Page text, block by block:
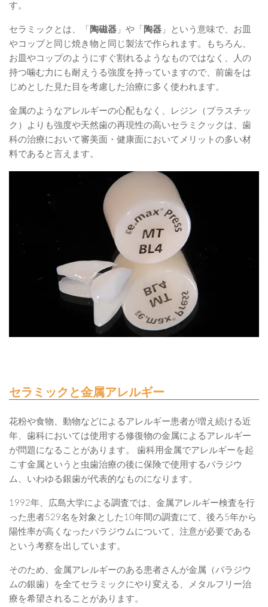
す。
セラミックとは、「 陶磁器 」や「 陶器 」という意味で、お皿
やコップと同じ焼き物と同じ製法で作られます。もちろん、
お皿やコップのようにすぐ割れるようなものではなく、人の
持つ噛む力にも耐えうる強度を持っていますので、前歯をは
じめとした見た目を考慮した治療に多く使われます。
金属のようなアレルギーの心配もなく、レジン（プラスチッ
ク）よりも強度や天然歯の再現性の高いセラミクックは、歯
科の治療において審美面・健康面においてメリットの多い材
料であると言えます。
セラミックと金属アレルギー
花粉や食物、動物などによるアレルギー患者が増え続ける近
年、歯科においては使用する修復物の金属によるアレルギー
が問題になることがあります。 歯科用金属でアレルギーを起
こす金属というと虫歯治療の後に保険で使用するパラジウ
ム、いわゆる銀歯が代表的なものになります。
1992年、広島大学による調査では、金属アレルギー検査を行
った患者529名を対象とした10年間の調査にて、後ろ5年から
陽性率が高くなったパラジウムについて、注意が必要である
という考察を出しています。
そのため、金属アレルギーのある患者さんが金属（パラジウ
ムの銀歯）を全てセラミックにやり変える、メタルフリー治
療を希望されることがあります。